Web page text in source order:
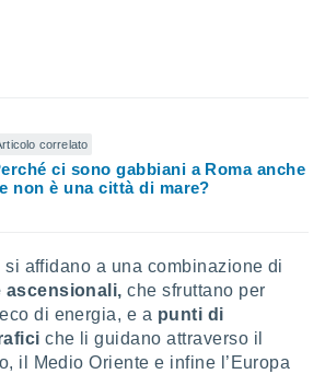
correlato
ci sono gabbiani a Roma anche
non è una città di mare?
si affidano a una combinazione di
ascensionali,che sfruttano per
di energia, e a punti di
che li guidano attraverso il
il Medio Oriente e infine l’Europa